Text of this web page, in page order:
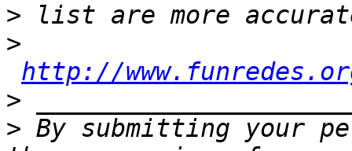
>
>
http://
>
> By submitting your